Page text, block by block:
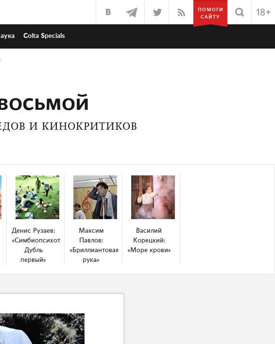
ПОМОГИ
САЙТУ
Colta Specials
И КИНОКРИТИКОВ
Денис Рузаев:
«Симбиопсихотаксиплазм.
Дубль
первый»
Максим
Павлов:
«Бриллиантовая
рука»
Василий
Корецкий:
«Море крови»